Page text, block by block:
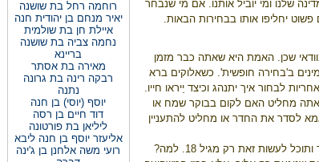
שלנו ומי יוביל אותנו. אם מי שנבחר
יחליפו אותו בבחירות הבאות.
שכן. האמת היא שאתה כבר מזמן
ב'בחירה חופשית'. כשאלוקים ברא
לבחור איך יתנהג וכיצד יֵיראו חייו.
מחליט האם לקום בבוקר שמח או
לסדר את החדר או מחליט להתעניין
זה נכון שלכנסת עדיין אינך יכול לבחור ותוכל לעשות זאת רק מגיל 18. למה?
רוחמה רחל בת שושנה
יאיר מנחם בן יהודית חנה
איילת חן בת שולמית
נחמה צביה בת שושנה
בריינא
מאירה בת אסתר
רבקה רינה בת גרונה
נתנה
יוסף (יוסי) בן חנה
דוד חיים בן רסה
ליליאן בת פורטונה
אליעזר יוסף בן חנה ליבא
רועי משה אלחנן בן ג'ינה